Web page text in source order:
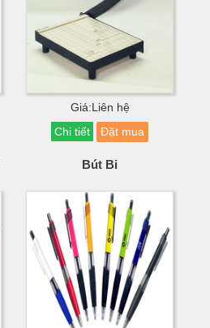
Giá:Liên hệ
Chi tiết
Đặt mua
Bút Bi